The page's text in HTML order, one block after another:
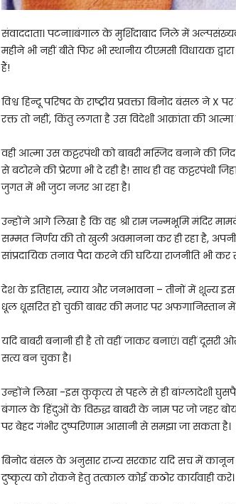
संवाददाता। पटना।बंगाल के मुर्शिदाबाद जिले में
महीने भी नहीं बीते फिर भी स्थानीय टीएमसी विधायक
हैं!
विश्व हिन्दू परिषद के राष्ट्रीय प्रवक्ता बिनोद बंसल ने
रक्त तो नहीं, किंतु लगता है उस विदेशी आक्रांता की
वही आत्मा उस कट्टरपंथी को बाबरी मस्जिद बनाने की
से बटोरने की प्रेरणा भी दे रही है! साथ ही वह कट्टरपंथी
जुगत में भी जुटा नजर आ रहा है।
उन्होंने आगे लिखा है कि वह श्री राम जन्मभूमि मंदिर
सम्मत निर्णय की तो खुली अवमानना कर ही रहा है,
सांप्रदायिक तनाव पैदा करने की घटिया राजनीति भी कर
देश के इतिहास, न्याय और जनभावना – तीनों में शून्य इस
धूल धूसरित हो चुकी बाबर की मजार पर अफगानिस्तान में
यदि बाबरी बनानी ही है तो वहीं जाकर बनाएं। वहीं
सत्य बन चुका है।
उन्होंने लिखा -इस कुकृत्य से पहले से ही बांग्लादेशी
बंगाल के हिंदुओं के विरुद्ध बाबरी के नाम पर जो जहर
पर बेहद गंभीर दुष्परिणाम आसानी से समझा जा सकता है।
बिनोद बंसल के अनुसार राज्य सरकार यदि सच में
दुष्कृत्य को रोकने हेतु तत्काल कोई कठोर कार्यवाही करे।